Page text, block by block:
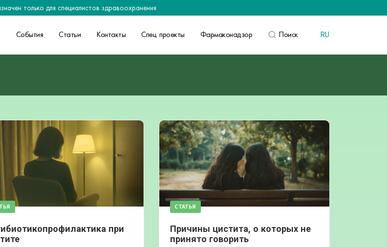
только для специалистов здравоохранения
События Статьи Контакты Спец. проекты Фармаконадзор Поиск RU
при
СТАТЬЯ
Причины цистита, о которых не
принято говорить